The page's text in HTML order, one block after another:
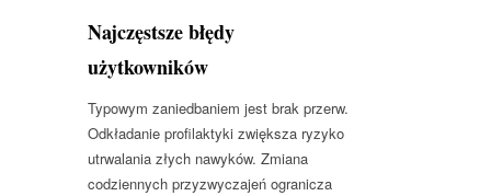
Najczęstsze błędy
użytkowników
Typowym zaniedbaniem jest brak przerw.
Odkładanie profilaktyki zwiększa ryzyko
utrwalania złych nawyków. Zmiana
codziennych przyzwyczajeń ogranicza